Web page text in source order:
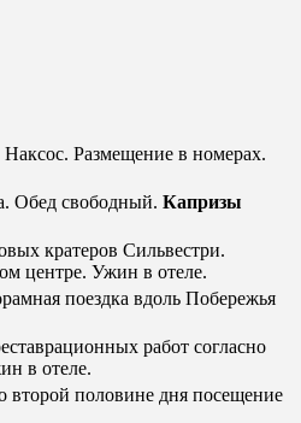
Размещение в номерах.
Обед свободный. Капризы
кратеров Сильвестри.
центре. Ужин в отеле.
поездка вдоль Побережья
работ согласно
в отеле.
второй половине дня посещение